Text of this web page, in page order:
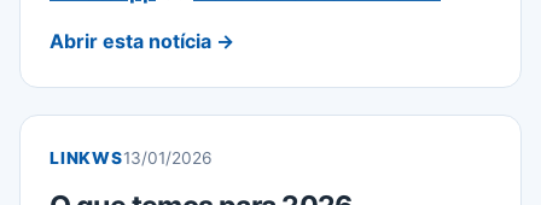
Abrir esta notícia →
LINKWS13/01/2026